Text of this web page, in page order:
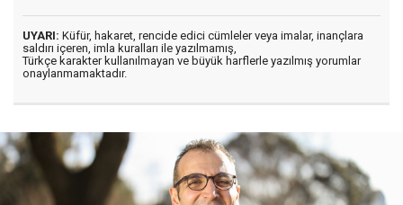
UYARI: Küfür, hakaret, rencide edici cümleler veya imalar, inançlara
saldırı içeren, imla kuralları ile yazılmamış,
Türkçe karakter kullanılmayan ve büyük harflerle yazılmış yorumlar
onaylanmamaktadır.